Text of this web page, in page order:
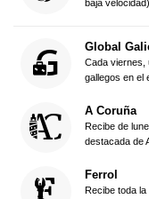
baja velocidad)
Global
Cada viernes,
gallegos en el
A Coruña
Recibe de
destacada de
Ferrol
Recibe toda